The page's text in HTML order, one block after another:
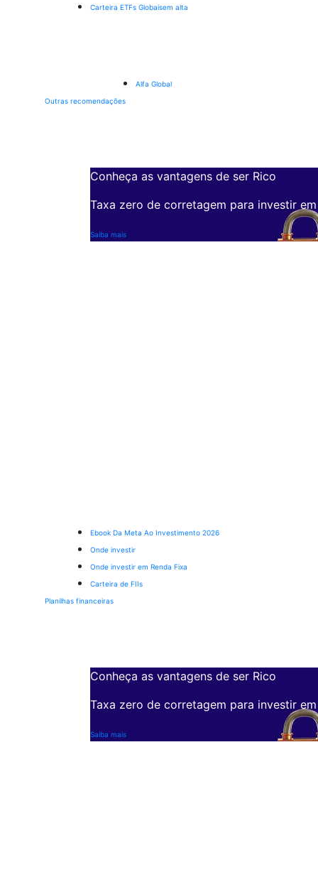
Carteira ETFs Globaisem alta
Alfa Global
Outras recomendações
Conheça as vantagens de ser Rico
Taxa zero de corretagem para investir
Saiba mais
Ebook Da Meta Ao Investimento 2026
Onde investir
Onde investir em Renda Fixa
Carteira de FIIs
Planilhas financeiras
Conheça as vantagens de ser Rico
Taxa zero de corretagem para investir
Saiba mais